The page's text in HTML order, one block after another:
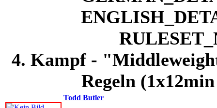
4. Kampf -
Regeln
Todd Butler